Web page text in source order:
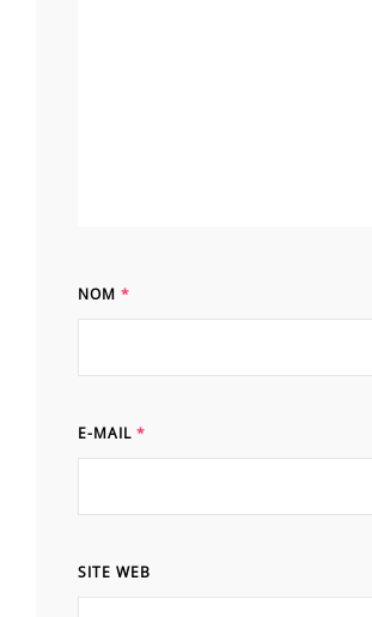
NOM *
E-MAIL *
SITE WEB